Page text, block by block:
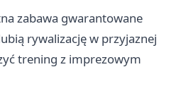
zabawa gwarantowane
rywalizację w przyjaznej
trening z imprezowym